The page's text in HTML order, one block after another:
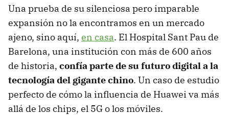
Una prueba de su silenciosa pero imparable
expansión no la encontramos en un mercado
ajeno, sino aquí, en casa. El Hospital Sant Pau de
Barelona, una institución con más de 600 años
de historia, confía parte de su futuro digital a la
tecnología del gigante chino. Un caso de estudio
perfecto de cómo la influencia de Huawei va más
allá de los chips, el 5G o los móviles.